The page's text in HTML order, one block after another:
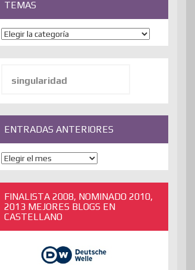
TEMAS
Temas
ENTRADAS ANTERIORES
ENTRADAS
ANTERIORES
FINALISTA 2008, NOMINADO 2010,
2013 MEJORES BLOGS EN
CASTELLANO